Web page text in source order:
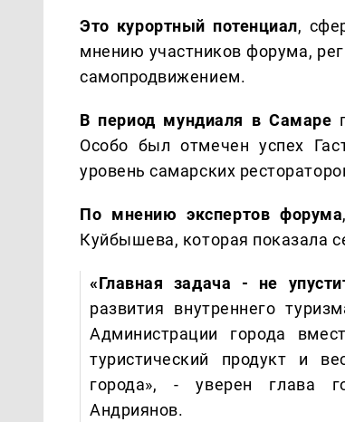
Это курортный потенциал,
мнению участников форума,
самопродвижением.
В период мундиаля в Самаре
Особо был отмечен успех
уровень самарских
По мнению экспертов форума
Куйбышева, которая показала
«Главная задача - не
развития внутреннего
Администрации города
туристический продукт и
города», - уверен глава
Андриянов.